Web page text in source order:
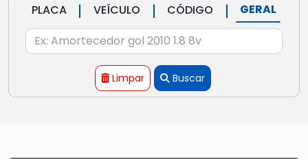
PLACA | VEÍCULO | CÓDIGO | GERAL
Limpar Buscar